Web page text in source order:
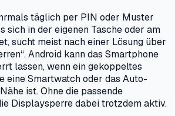
täglich per PIN oder Muster
sich in der eigenen Tasche oder am
sucht meist nach einer Lösung über
Android kann das Smartphone
lassen, wenn ein gekoppeltes
eine Smartwatch oder das Auto-
ist. Ohne die passende
Displaysperre dabei trotzdem aktiv.